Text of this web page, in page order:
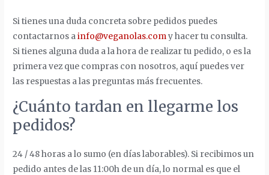
Si tienes una duda concreta sobre pedidos puedes
contactarnos ainfo@veganolas.comy hacer tu consulta.
Si tienes alguna duda a la hora de realizar tu pedido, o es la
primera vez que compras con nosotros, aquí puedes ver
las respuestas a las preguntas más frecuentes.
¿Cuánto tardan en llegarme los
pedidos?
24 / 48 horas a lo sumo (en días laborables). Si recibimos un
pedido antes de las 11:00h de un día, lo normal es que el